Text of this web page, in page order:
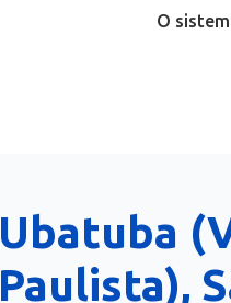
O
Ubatuba
Paulista),